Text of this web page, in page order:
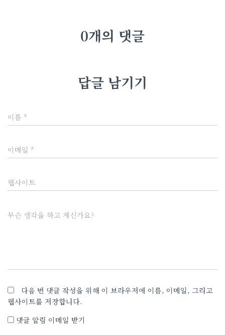
0개의 댓글
답글 남기기
이름 *
이메일 *
웹사이트
무슨 생각을 하고 계신가요?
다음 번 댓글 작성을 위해 이 브라우저에 이름, 이메일, 그리고
웹사이트를 저장합니다.
댓글 알림 이메일 받기